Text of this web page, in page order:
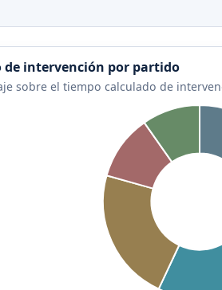
de intervención por partido
sobre el tiempo calculado de